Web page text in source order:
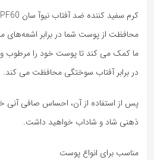
ما کمک می کند تا پوست خود را مرطوب
در برابر آفتاب سوختگی محافظت می کند.
پس از استفاده از آن، احساس صافی آنی
ذهنی شاد و شاداب خواهید داشت.
مناسب برای انواع پوست